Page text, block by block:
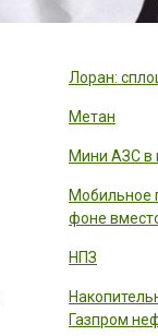
Лоран:
Метан
Мини АЗС в
Мобильное
фоне
НПЗ
Газпром